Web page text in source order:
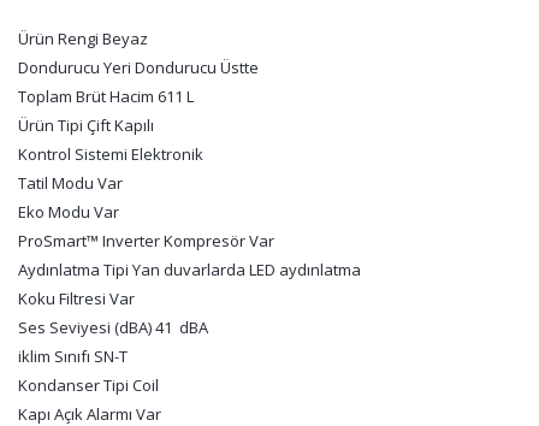
Ürün Rengi Beyaz
Dondurucu Yeri Dondurucu Üstte
Toplam Brüt Hacim 611 L
Ürün Tipi Çift Kapılı
Kontrol Sistemi Elektronik
Tatil Modu Var
Eko Modu Var
ProSmart™ Inverter Kompresör Var
Aydınlatma Tipi Yan duvarlarda LED aydınlatma
Koku Filtresi Var
Ses Seviyesi (dBA) 41 dBA
iklim Sınıfı SN-T
Kondanser Tipi Coil
Kapı Açık Alarmı Var